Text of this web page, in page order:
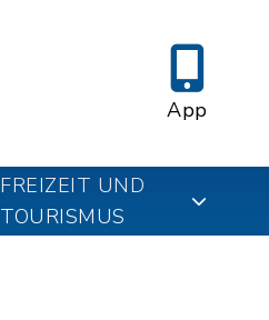
App
FREIZEIT UND
TOURISMUS